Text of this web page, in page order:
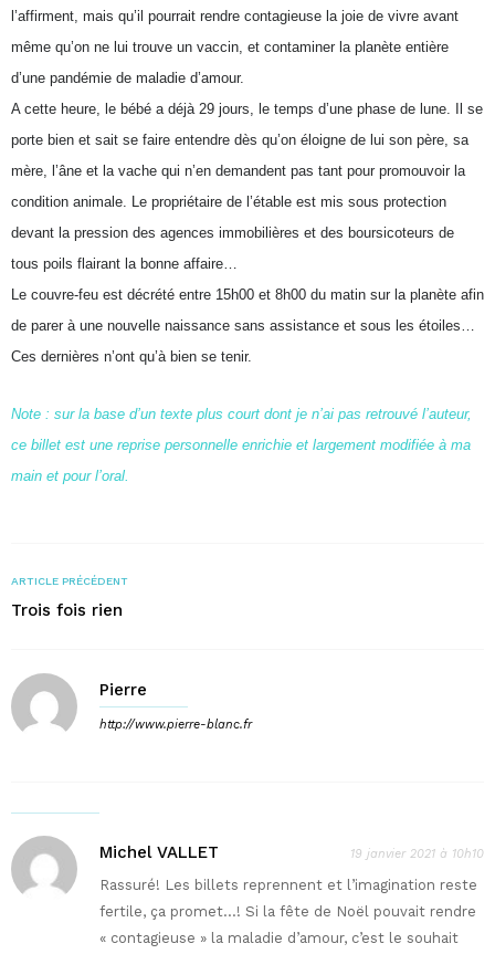
l’affirment, mais qu’il pourrait rendre contagieuse la joie de vivre avant
même qu’on ne lui trouve un vaccin, et contaminer la planète entière
d’une pandémie de maladie d’amour.
A cette heure, le bébé a déjà 29 jours, le temps d’une phase de lune. Il se
porte bien et sait se faire entendre dès qu’on éloigne de lui son père, sa
mère, l’âne et la vache qui n’en demandent pas tant pour promouvoir la
condition animale. Le propriétaire de l’étable est mis sous protection
devant la pression des agences immobilières et des boursicoteurs de
tous poils flairant la bonne affaire…
Le couvre-feu est décrété entre 15h00 et 8h00 du matin sur la planète afin
de parer à une nouvelle naissance sans assistance et sous les étoiles…
Ces dernières n’ont qu’à bien se tenir.
Note : sur la base d’un texte plus court dont je n’ai pas retrouvé l’auteur,
ce billet est une reprise personnelle enrichie et largement modifiée à ma
main et pour l’oral.
ARTICLE PRÉCÉDENT
Trois fois rien
Pierre
http://www.pierre-blanc.fr
Michel VALLET 19 janvier 2021 à 10h10
Rassuré! Les billets reprennent et l’imagination reste
fertile, ça promet…! Si la fête de Noël pouvait rendre
« contagieuse » la maladie d’amour, c’est le souhait